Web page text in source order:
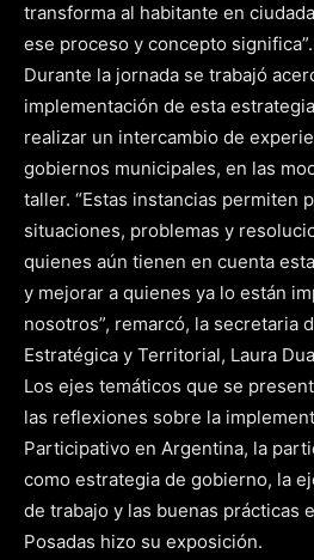
transforma al habitante en
ese proceso y concepto significa”.
Durante la jornada se trabajó
implementación de esta
realizar un intercambio de
gobiernos municipales, en las
taller. “Estas instancias permiten
situaciones, problemas y
quienes aún tienen en cuenta
y mejorar a quienes ya lo están
nosotros”, remarcó, la secretaria
Estratégica y Territorial, Laura
Los ejes temáticos que se
las reflexiones sobre la
Participativo en Argentina, la
como estrategia de gobierno, la
de trabajo y las buenas prácticas
Posadas hizo su exposición.